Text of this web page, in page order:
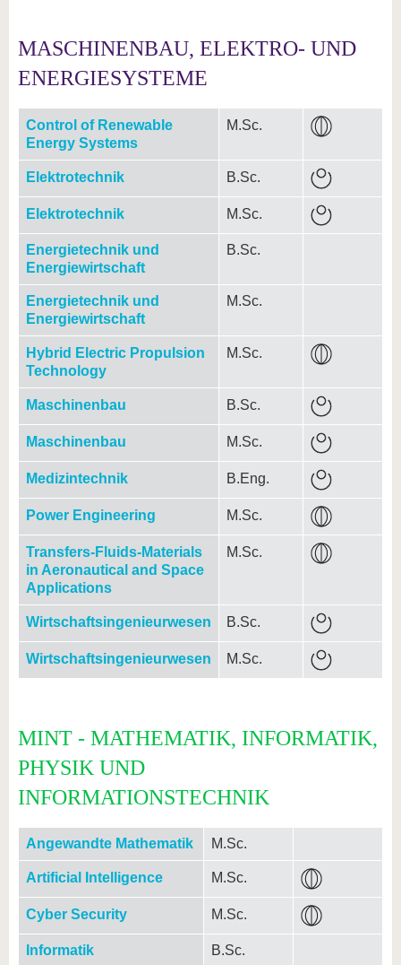
MASCHINENBAU, ELEKTRO- UND
ENERGIESYSTEME
Control of Renewable
Energy Systems
M.Sc.
Elektrotechnik B.Sc.
Elektrotechnik M.Sc.
Energietechnik und
Energiewirtschaft
B.Sc.
Energietechnik und
Energiewirtschaft
M.Sc.
Hybrid Electric Propulsion
Technology
M.Sc.
Maschinenbau B.Sc.
Maschinenbau M.Sc.
Medizintechnik B.Eng.
Power Engineering M.Sc.
Transfers-Fluids-Materials
in Aeronautical and Space
Applications
M.Sc.
Wirtschaftsingenieurwesen B.Sc.
Wirtschaftsingenieurwesen M.Sc.
MINT - MATHEMATIK, INFORMATIK,
PHYSIK UND
INFORMATIONSTECHNIK
Angewandte Mathematik M.Sc.
Artificial Intelligence M.Sc.
Cyber Security M.Sc.
Informatik B.Sc.